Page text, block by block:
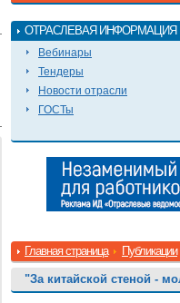
ОТРАСЛЕВАЯ ИНФОРМАЦИЯ
Вебинары
Тендеры
Новости отрасли
ГОСТы
Главная страница Публикации
"За китайской стеной -